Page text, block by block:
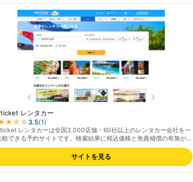
レンタカー
☆☆3.5(1)
レンタカーは全国3,000店舗・60社以上のレンタカー会社を一
較できる予約サイトです。検索結果に税込価格と免責補償の有無が明
れており、料金プランを比較しやすい設計です。店舗別の口コミも豊
、予約前に該当店舗の評判を確認できます。最新の取り扱い業者・料
公式サイトでご確認ください。対応エリアは全国47都道府県をカバ
、空港近くから市街地、観光地まで幅広く店舗が検索可能です。
サイトを見る